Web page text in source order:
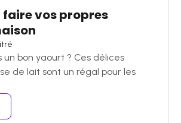
vos propres
un bon yaourt ? Ces délices
de lait sont un régal pour les